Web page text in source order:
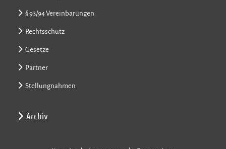
§ 93/94 Vereinbarungen
Rechtsschutz
Gesetze
Partner
Stellungnahmen
Archiv